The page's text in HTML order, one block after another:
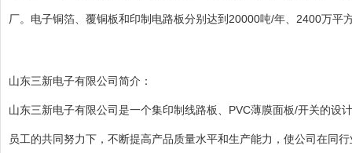
厂。电子铜箔、覆铜板和印制电路板分别达到20000吨/年、2400万平
山东三新电子有限公司简介：
山东三新电子有限公司是一个集印制线路板、PVC薄膜面板/开关的设
员工的共同努力下，不断提高产品质量水平和生产能力，使公司在同